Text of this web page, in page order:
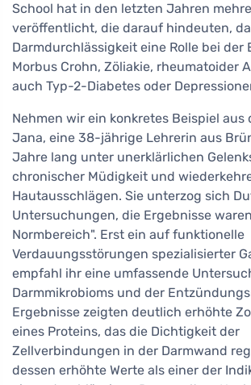
School hat in den letzten Jahren
veröffentlicht, die darauf hindeuten,
Darmdurchlässigkeit eine Rolle bei der
Morbus Crohn, Zöliakie, rheumatoider
auch Typ-2-Diabetes oder
Nehmen wir ein konkretes Beispiel aus
Jana, eine 38-jährige Lehrerin aus
Jahre lang unter unerklärlichen
chronischer Müdigkeit und
Hautausschlägen. Sie unterzog sich
Untersuchungen, die Ergebnisse
Normbereich". Erst ein auf funktionelle
Verdauungsstörungen spezialisierter
empfahl ihr eine umfassende
Darmmikrobioms und der
Ergebnisse zeigten deutlich erhöhte
eines Proteins, das die Dichtigkeit der
Zellverbindungen in der Darmwand
dessen erhöhte Werte als einer der